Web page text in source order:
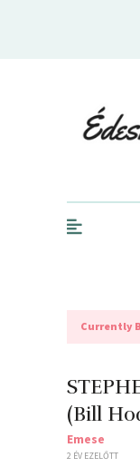
Currently
(Bill
Emese
2 ÉV EZELŐTT